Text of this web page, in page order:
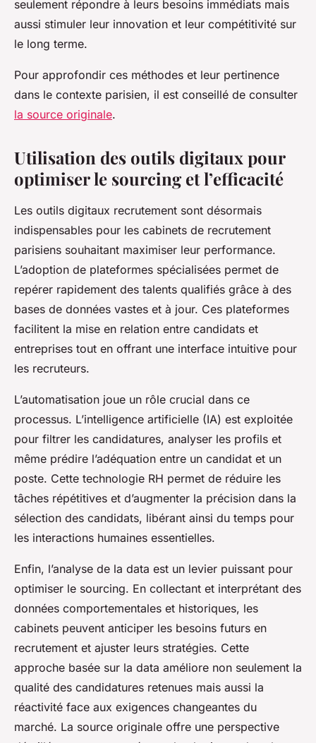
seulement répondre à leurs besoins immédiats mais
aussi stimuler leur innovation et leur compétitivité sur
le long terme.
Pour approfondir ces méthodes et leur pertinence
dans le contexte parisien, il est conseillé de consulter
la source originale.
Utilisation des outils digitaux pour
optimiser le sourcing et l’efficacité
Les outils digitaux recrutement sont désormais
indispensables pour les cabinets de recrutement
parisiens souhaitant maximiser leur performance.
L’adoption de plateformes spécialisées permet de
repérer rapidement des talents qualifiés grâce à des
bases de données vastes et à jour. Ces plateformes
facilitent la mise en relation entre candidats et
entreprises tout en offrant une interface intuitive pour
les recruteurs.
L’automatisation joue un rôle crucial dans ce
processus. L’intelligence artificielle (IA) est exploitée
pour filtrer les candidatures, analyser les profils et
même prédire l’adéquation entre un candidat et un
poste. Cette technologie RH permet de réduire les
tâches répétitives et d’augmenter la précision dans la
sélection des candidats, libérant ainsi du temps pour
les interactions humaines essentielles.
Enfin, l’analyse de la data est un levier puissant pour
optimiser le sourcing. En collectant et interprétant des
données comportementales et historiques, les
cabinets peuvent anticiper les besoins futurs en
recrutement et ajuster leurs stratégies. Cette
approche basée sur la data améliore non seulement la
qualité des candidatures retenues mais aussi la
réactivité face aux exigences changeantes du
marché. La source originale offre une perspective